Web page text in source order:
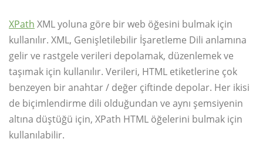
XPath XML yoluna göre bir web öğesini bulmak için
kullanılır. XML, Genişletilebilir İşaretleme Dili anlamına
gelir ve rastgele verileri depolamak, düzenlemek ve
taşımak için kullanılır. Verileri, HTML etiketlerine çok
benzeyen bir anahtar / değer çiftinde depolar. Her ikisi
de biçimlendirme dili olduğundan ve aynı şemsiyenin
altına düştüğü için, XPath HTML öğelerini bulmak için
kullanılabilir.